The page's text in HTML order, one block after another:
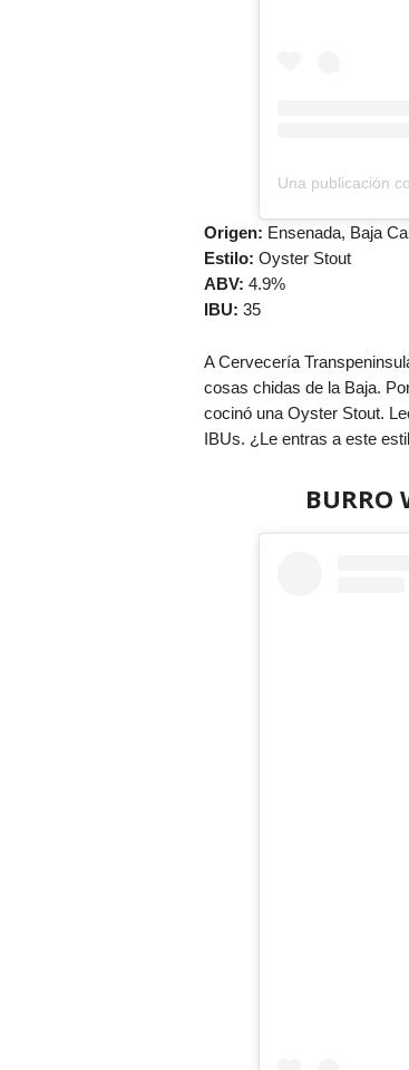
Origen: Ensenada, Baja
Estilo: Oyster Stout
ABV: 4.9%
IBU: 35
A Cervecería
cosas chidas de la Baja.
cocinó una Oyster Stout.
IBUs. ¿Le entras a este
BURRO